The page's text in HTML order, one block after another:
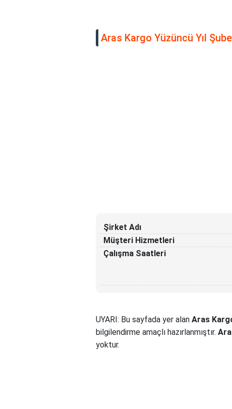
Aras Kargo Yüzüncü Yıl
Şirket Adı
Müşteri Hizmetleri
Çalışma Saatleri
UYARI: Bu sayfada yer alan Aras
bilgilendirme amaçlı hazırlanmıştır.
yoktur.